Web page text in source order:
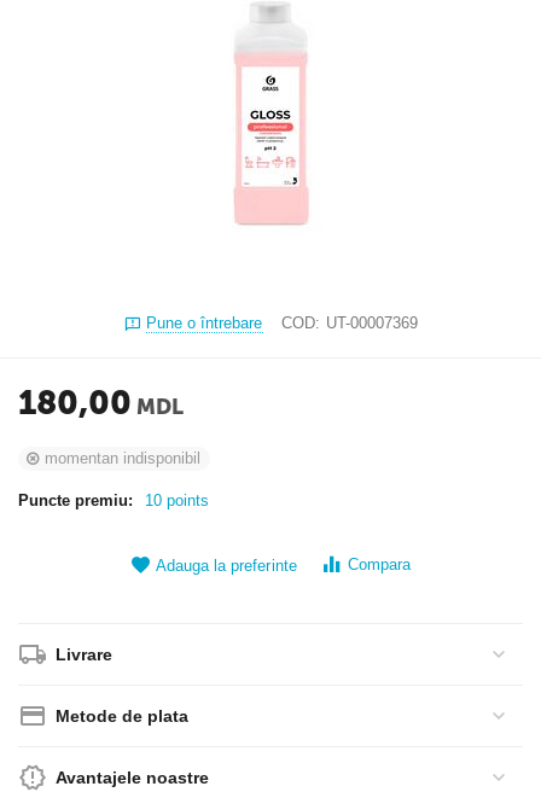
Pune o întrebare COD: UT-00007369
180,00 MDL
momentan indisponibil
Puncte premiu: 10 points
Adauga la preferinte Compara
Livrare
Metode de plata
Avantajele noastre